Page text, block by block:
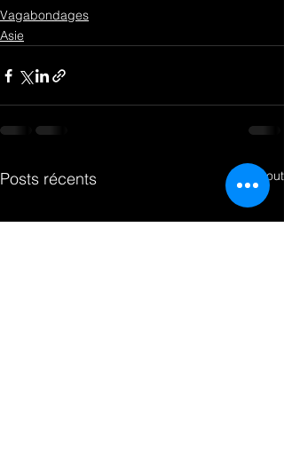
Vagabondages
Asie
Posts récents Voir tout